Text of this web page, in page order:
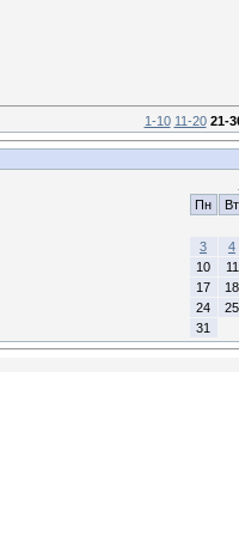
1-10 11-20 21-
Пн
Вт
3
4
10
11
17
18
24
25
31